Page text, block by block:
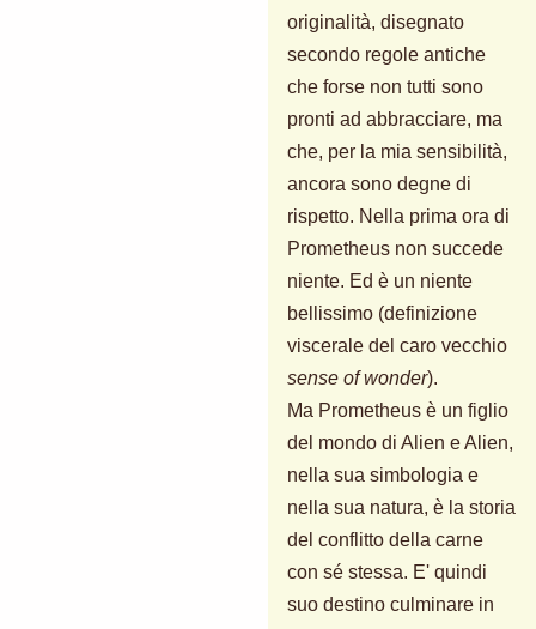
originalità, disegnato
secondo regole antiche
che forse non tutti sono
pronti ad abbracciare, ma
che, per la mia sensibilità,
ancora sono degne di
rispetto. Nella prima ora di
Prometheus non succede
niente. Ed è un niente
bellissimo (definizione
viscerale del caro vecchio
sense of wonder).
Ma Prometheus è un figlio
del mondo di Alien e Alien,
nella sua simbologia e
nella sua natura, è la storia
del conflitto della carne
con sé stessa. E' quindi
suo destino culminare in